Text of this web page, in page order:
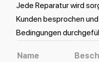
Jede Reparatur wird
Kunden besprochen
Bedingungen
Name